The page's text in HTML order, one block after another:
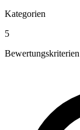
Kategorien
5
Bewertungskriterien